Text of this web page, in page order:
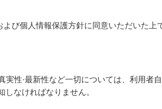
び個人情報保護方針に同意いただいた
実性·最新性など一切については、利用
なければなりません。